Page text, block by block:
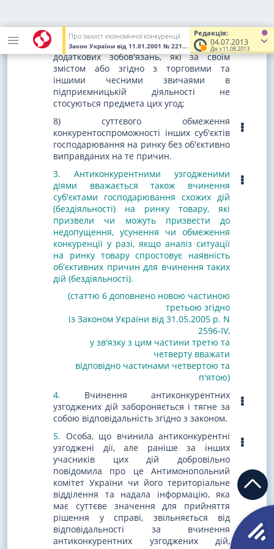
Редакція:
04.07.2013
Діє з 11.08.2013
Про захист економічної конкуренції
Закон України від 11.01.2001 № 2210-III (Увага! Попередня
7) укладення угод за умови прийняття
іншими суб'єктами господарювання
додаткових зобов'язань, які за своїм
змістом або згідно з торговими та
іншими чесними звичаями в
підприємницькій діяльності не
стосуються предмета цих угод;
8) суттєвого обмеження
конкурентоспроможності інших суб'єктів
господарювання на ринку без об'єктивно
виправданих на те причин.
3. Антиконкурентними узгодженими
діями вважається також вчинення
суб'єктами господарювання схожих дій
(бездіяльності) на ринку товару, які
призвели чи можуть призвести до
недопущення, усунення чи обмеження
конкуренції у разі, якщо аналіз ситуації
на ринку товару спростовує наявність
об'єктивних причин для вчинення таких
дій (бездіяльності).
(статтю 6 доповнено новою частиною
третьою згідно
із Законом України від 31.05.2005 р. N
2596-IV,
у зв'язку з цим частини третю та
четверту вважати
відповідно частинами четвертою та
п'ятою)
4. Вчинення антиконкурентних
узгоджених дій забороняється і тягне за
собою відповідальність згідно з законом.
5. Особа, що вчинила антиконкурентні
узгоджені дії, але раніше за інших
учасників цих дій добровільно
повідомила про це Антимонопольний
комітет України чи його територіальне
відділення та надала інформацію, яка
має суттєве значення для прийняття
рішення у справі, звільняється від
відповідальності за вчинення
антиконкурентних узгоджених дій,